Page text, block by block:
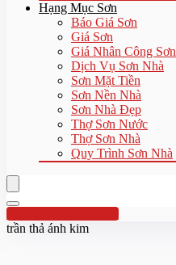
Hạng Mục Sơn
Báo Giá Sơn
Giá Sơn
Giá Nhân Công Sơn
Dịch Vụ Sơn Nhà
Sơn Mặt Tiền
Sơn Nền Nhà
Sơn Nhà Đẹp
Thợ Sơn Nước
Thợ Sơn Nhà
Quy Trình Sơn Nhà
Hotline:0961 894 472
trần thả ánh kim